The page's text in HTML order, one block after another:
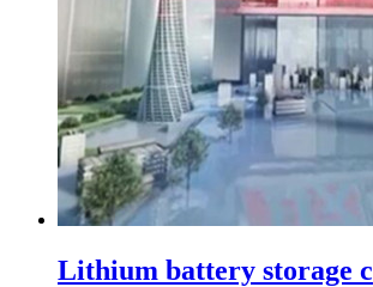
Lithium battery storage c